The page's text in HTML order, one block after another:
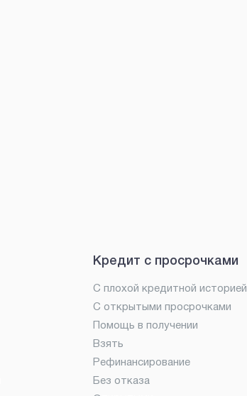
Кредит с просрочками
С плохой кредитной историей
С открытыми просрочками
Помощь в получении
Взять
Рефинансирование
Без отказа